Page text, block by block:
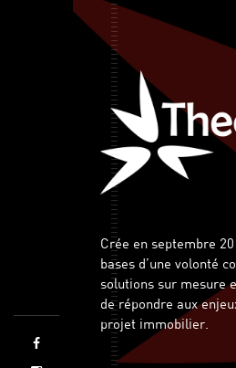
Crée en septembre
bases d’une volonté
solutions sur mesure
de répondre aux
projet immobilier.